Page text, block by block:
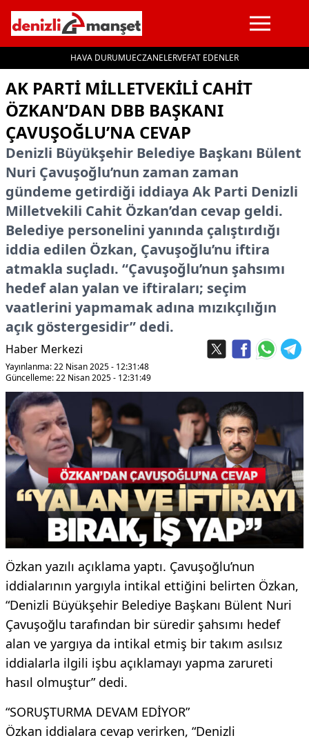
HAVA DURUMUECZANELERVEFAT EDENLER
AK PARTI MILLETVEKILI CAHIT
ÖZKAN’DAN DBB BAŞKANI
ÇAVUŞOĞLU’NA CEVAP
Denizli Büyükşehir Belediye Başkanı Bülent
Nuri Çavuşoğlu’nun zaman zaman
gündeme getirdiği iddiaya Ak Parti Denizli
Milletvekili Cahit Özkan’dan cevap geldi.
Belediye personelini yanında çalıştırdığı
iddia edilen Özkan, Çavuşoğlu’nu iftira
atmakla suçladı. “Çavuşoğlu’nun şahsımı
hedef alan yalan ve iftiraları; seçim
vaatlerini yapmamak adına mızıkçılığın
açık göstergesidir” dedi.
Haber Merkezi
Yayınlanma: 22 Nisan 2025 - 12:31:48
Güncelleme: 22 Nisan 2025 - 12:31:49
Özkan yazılı açıklama yaptı. Çavuşoğlu’nun
iddialarının yargıyla intikal ettiğini belirten Özkan,
“Denizli Büyükşehir Belediye Başkanı Bülent Nuri
Çavuşoğlu tarafından bir süredir şahsımı hedef
alan ve yargıya da intikal etmiş bir takım asılsız
iddialarla ilgili işbu açıklamayı yapma zarureti
hasıl olmuştur” dedi.
“SORUŞTURMA DEVAM EDİYOR”
Özkan iddialara cevap verirken, “Denizli